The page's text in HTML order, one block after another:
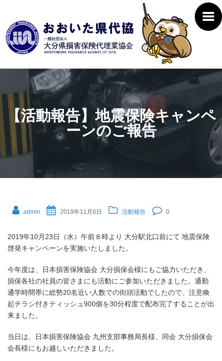
【活動報告】地震保険キャンペ
ーンのご報告
admin 2019年11月6日 活動報告 0
2019年10月23日（水）午前８時より 大分駅北口前にて 地震保険
啓発キャンペーンを実施いたしました。
今年度は、日本損害保険協会 大分損保会様にもご協力いただき、
損保各社の社員の皆さまにも活動にご参加いただきました。通勤
通学時間帯に総勢20名近い人数での街頭活動でしたので、注意喚
起チラシ付きティッシュ900個を30分程度で配布完了することが出
来ました。
当日は、日本損害保険協会 九州支部事務局長様、同会 大分損保会
会長様にもお越しいただきました。